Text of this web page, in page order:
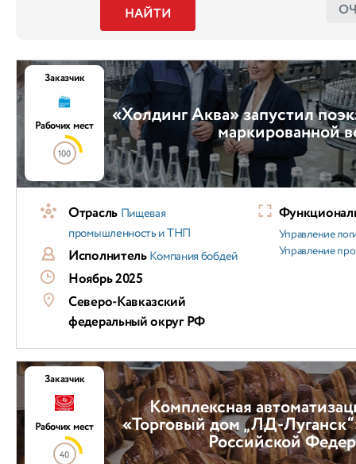
НАЙТИ
«Холдинг Аква» запустил
маркированной
Заказчик
Рабочих мест
100
Отрасль Пищевая
промышленность и ТНП
ИсполнительКомпания бобдей
Ноябрь 2025
Северо-Кавказский
федеральный округ РФ
Управление
Управление
Комплексная
«Торговый дом „ЛД-
Российской
Заказчик
Рабочих мест
40